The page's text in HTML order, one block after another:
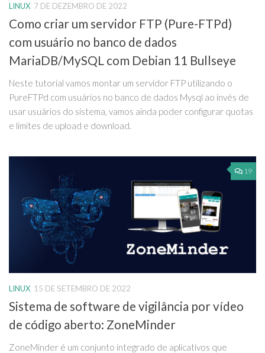
LINUX 7 DE DEZEMBRO DE 2022
Como criar um servidor FTP (Pure-FTPd)
com usuário no banco de dados
MariaDB/MySQL com Debian 11 Bullseye
Neste tutorial vamos montar um servidor FTP utilizando o
PureFTPd com usuários no banco de dados Mysql ao invés de
usar usuários do sistema, vamos ainda poder configurar quotas
e limites de upload e download.
19
LINUX 15 DE SETEMBRO DE 2022
Sistema de software de vigilância por vídeo
de código aberto: ZoneMinder
ZoneMinder é um conjunto integrado de aplicativos que